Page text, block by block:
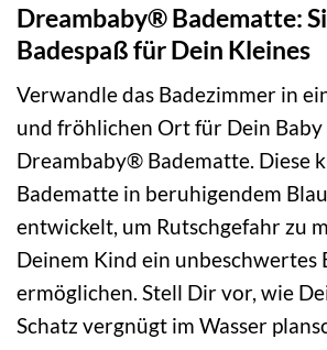
Dreambaby® Badematte:
Badespaß für Dein Kleines
Verwandle das Badezimmer in
und fröhlichen Ort für Dein
Dreambaby® Badematte. Diese
Badematte in beruhigendem
entwickelt, um Rutschgefahr zu
Deinem Kind ein unbeschwertes
ermöglichen. Stell Dir vor, wie
Schatz vergnügt im Wasser